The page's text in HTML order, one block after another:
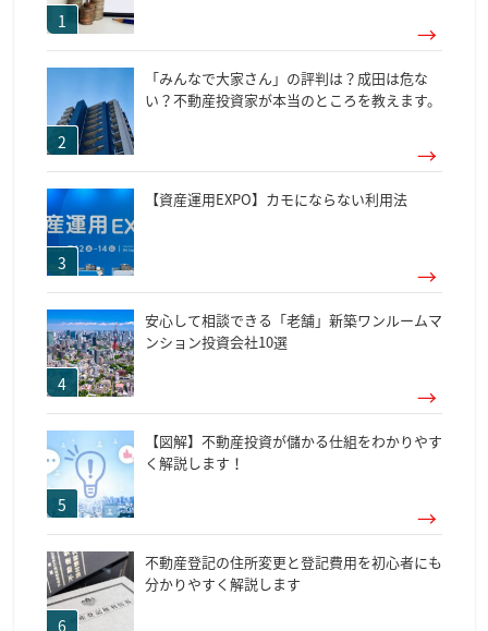
「みんなで大家さん」の評判は？成田は危な
い？不動産投資家が本当のところを教えます。
【資産運用EXPO】カモにならない利用法
安心して相談できる「老舗」新築ワンルームマ
ンション投資会社10選
【図解】不動産投資が儲かる仕組をわかりやす
く解説します！
不動産登記の住所変更と登記費用を初心者にも
分かりやすく解説します